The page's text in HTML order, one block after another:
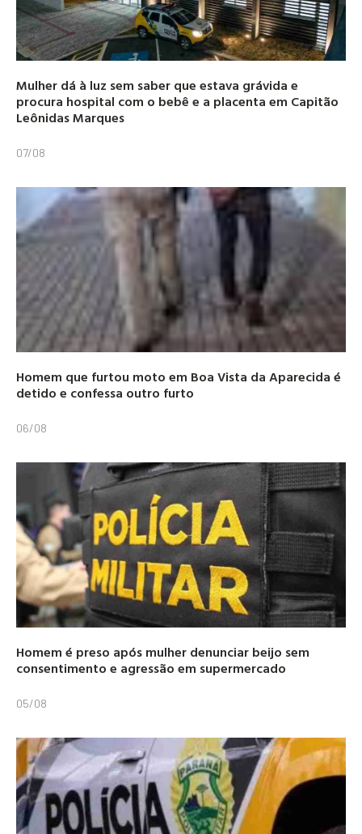
Mulher dá à luz sem saber que estava grávida e
procura hospital com o bebê e a placenta em Capitão
Leônidas Marques
07/08
Homem que furtou moto em Boa Vista da Aparecida é
detido e confessa outro furto
06/08
Homem é preso após mulher denunciar beijo sem
consentimento e agressão em supermercado
05/08